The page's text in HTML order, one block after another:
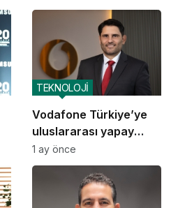
yeniden tanımlıyor
Vodafone Türkiye’ye
uluslararası yapay
zekâ ödülü
TEKNOLOJİ
1 ay önce